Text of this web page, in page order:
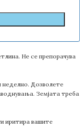
Не се препорачува
Дозволете
Земјата треба
иритира вашите